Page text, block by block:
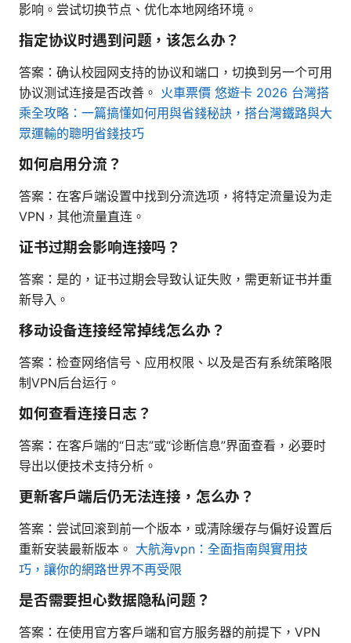
影响。尝试切换节点、优化本地网络环境。
指定协议时遇到问题，该怎么办？
答案：确认校园网支持的协议和端口，切换到另一个可用
协议测试连接是否改善。 火車票價 悠遊卡 2026 台灣搭
乘全攻略：一篇搞懂如何用與省錢秘訣，搭台灣鐵路與大
眾運輸的聰明省錢技巧
如何启用分流？
答案：在客户端设置中找到分流选项，将特定流量设为走
VPN，其他流量直连。
证书过期会影响连接吗？
答案：是的，证书过期会导致认证失败，需更新证书并重
新导入。
移动设备连接经常掉线怎么办？
答案：检查网络信号、应用权限、以及是否有系统策略限
制VPN后台运行。
如何查看连接日志？
答案：在客户端的“日志”或“诊断信息”界面查看，必要时
导出以便技术支持分析。
更新客户端后仍无法连接，怎么办？
答案：尝试回滚到前一个版本，或清除缓存与偏好设置后
重新安装最新版本。 大航海vpn：全面指南與實用技
巧，讓你的網路世界不再受限
是否需要担心数据隐私问题？
答案：在使用官方客户端和官方服务器的前提下，VPN